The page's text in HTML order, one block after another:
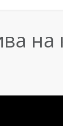
на